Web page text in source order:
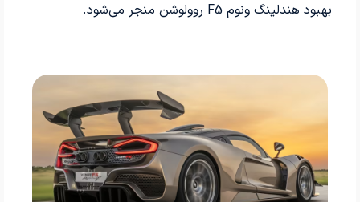
بهبود هندلینگ ونوم F5 روولوشن منجر می‌شود.